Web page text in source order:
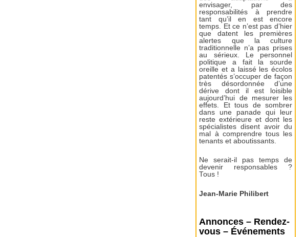
envisager, par des
responsabilités à prendre
tant qu’il en est encore
temps. Et ce n’est pas d’hier
que datent les premières
alertes que la culture
traditionnelle n’a pas prises
au sérieux. Le personnel
politique a fait la sourde
oreille et a laissé les écolos
patentés s’occuper de façon
très désordonnée d’une
dérive dont il est loisible
aujourd’hui de mesurer les
effets. Et tous de sombrer
dans une panade qui leur
reste extérieure et dont les
spécialistes disent avoir du
mal à comprendre tous les
tenants et aboutissants.
Ne serait-il pas temps de
devenir responsables ?
Tous !
Jean-Marie Philibert
Annonces – Rendez-
vous – Événements